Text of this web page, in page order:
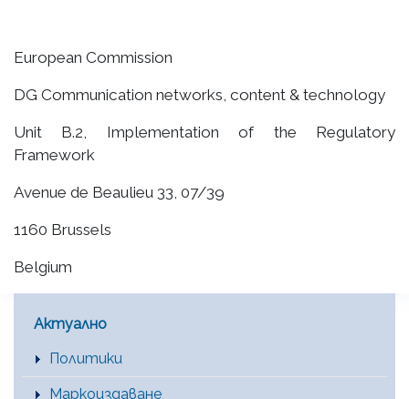
European Commission
DG Communication networks, content & technology
Unit B.2, Implementation of the Regulatory
Framework
Avenue de Beaulieu 33, 07/39
1160 Brussels
Belgium
Main Menu [BG]
Актуално
Политики
Маркоиздаване